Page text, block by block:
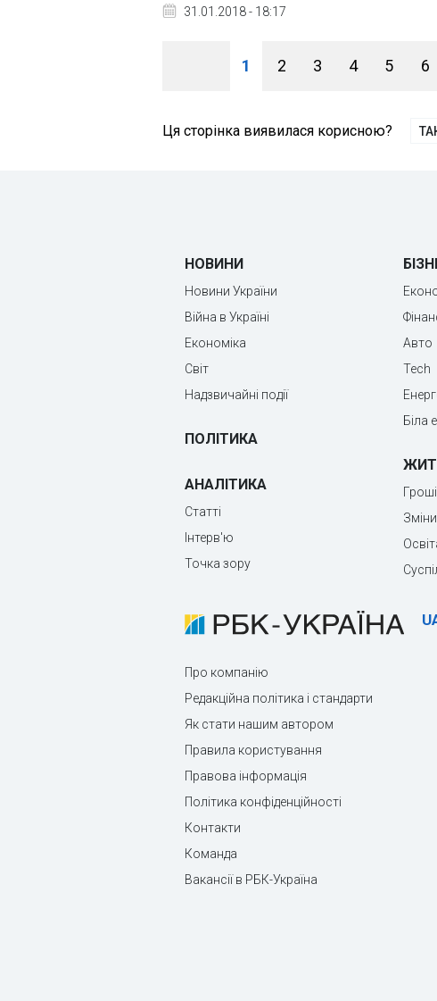
31.01.2018 - 18:17
1 2 3 4 5 6
Ця сторінка виявилася корисною?
НОВИНИ
Новини України
Війна в Україні
Економіка
Світ
Надзвичайні події
ПОЛІТИКА
АНАЛІТИКА
Статті
Інтерв'ю
Точка зору
Авто
Tech
Біла
Гроші
Зміни
Про компанію
Редакційна політика і стандарти
Як стати нашим автором
Правила користування
Правова інформація
Політика конфіденційності
Контакти
Команда
Вакансії в РБК-Україна